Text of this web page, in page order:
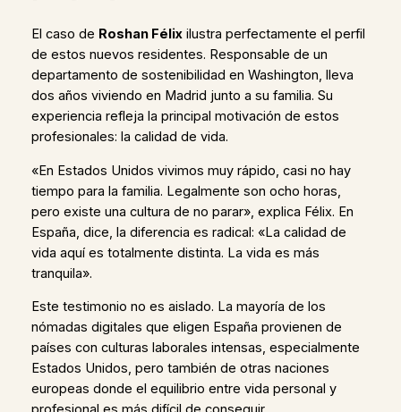
El caso de Roshan Félixilustra perfectamente el perfil
de estos nuevos residentes. Responsable de un
departamento de sostenibilidad en Washington, lleva
dos años viviendo en Madrid junto a su familia. Su
experiencia refleja la principal motivación de estos
profesionales: la calidad de vida.
«En Estados Unidos vivimos muy rápido, casi no hay
tiempo para la familia. Legalmente son ocho horas,
pero existe una cultura de no parar», explica Félix. En
España, dice, la diferencia es radical: «La calidad de
vida aquí es totalmente distinta. La vida es más
tranquila».
Este testimonio no es aislado. La mayoría de los
nómadas digitales que eligen España provienen de
países con culturas laborales intensas, especialmente
Estados Unidos, pero también de otras naciones
europeas donde el equilibrio entre vida personal y